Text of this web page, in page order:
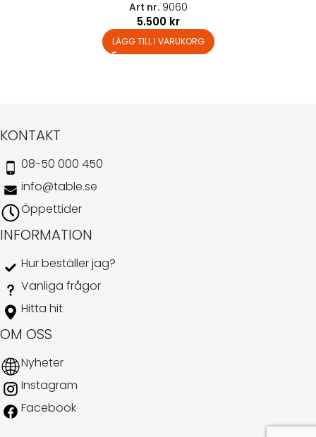
Art nr. 9060
5.500 kr
LÄGG TILL I VARUKORG
KONTAKT
08-50 000 450
info@table.se
Öppettider
INFORMATION
Hur beställer jag?
Vanliga frågor
Hitta hit
OM OSS
Nyheter
Instagram
Facebook